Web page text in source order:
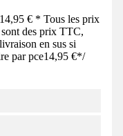
€ * Tous les prix
des prix TTC,
en sus si
par pce14,95 €*/